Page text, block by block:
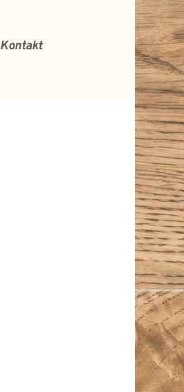
Kontakt